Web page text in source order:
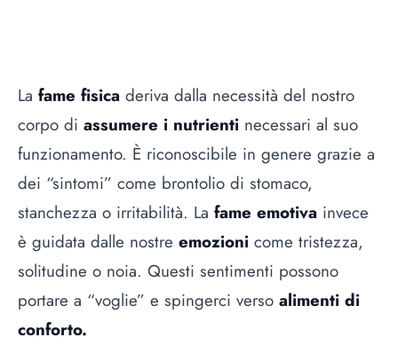
La fame fisica deriva dalla necessità del nostro
corpo di assumere i nutrienti necessari al suo
funzionamento. È riconoscibile in genere grazie a
dei “sintomi” come brontolio di stomaco,
stanchezza o irritabilità. La fame emotiva invece
è guidata dalle nostre emozioni come tristezza,
solitudine o noia. Questi sentimenti possono
portare a “voglie” e spingerci verso alimenti di
conforto.